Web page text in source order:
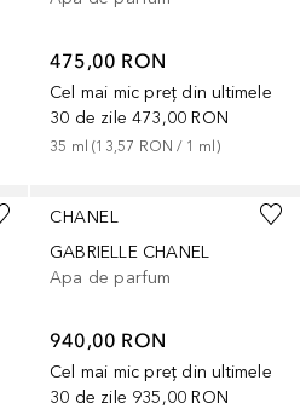
475,00 RON
Cel mai mic preț din ultimele
30 de zile 473,00 RON
35 ml (13,57 RON / 1 ml)
CHANEL
GABRIELLE CHANEL
Apa de parfum
940,00 RON
Cel mai mic preț din ultimele
30 de zile 935,00 RON